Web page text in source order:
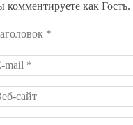
комментируете как Гость.